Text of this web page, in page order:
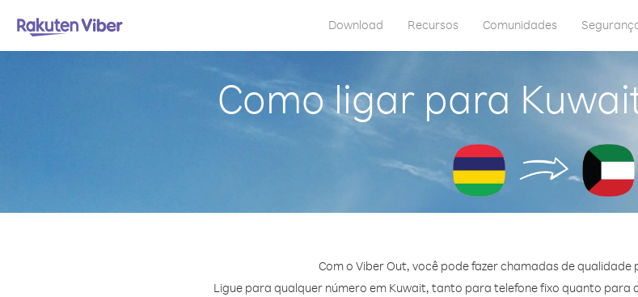
Download Recursos Comunidades
Como ligar para
Com o Viber Out, você pode fazer chamadas de qualidade
Ligue para qualquer número em Kuwait, tanto para telefone fixo quanto para